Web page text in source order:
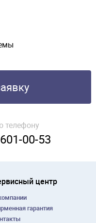
телефону
00-53
центр
гарантия